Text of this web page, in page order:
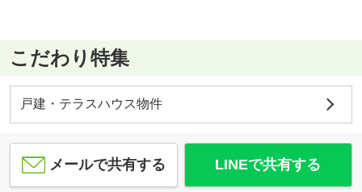
こだわり特集
戸建・テラスハウス物件
メールで共有する LINEで共有する